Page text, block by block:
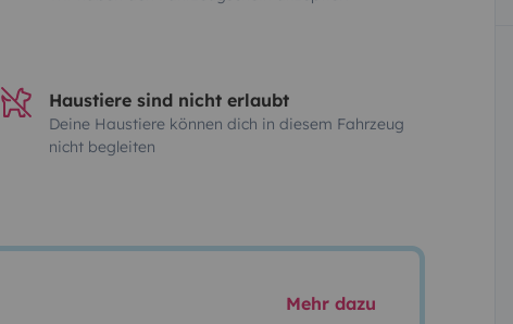
Haustiere sind nicht erlaubt
Deine Haustiere können dich in diesem Fahrzeug
nicht begleiten
Mehr dazu